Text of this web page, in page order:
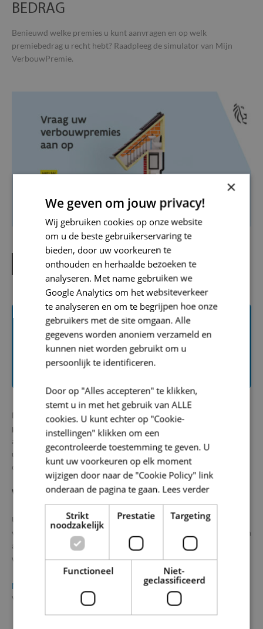
BEDRAG
Benieuwd welke premies u kunt aanvragen en op welk
premiebedrag u recht hebt? Raadpleeg de simulator van Mijn
VerbouwPremie.
NAAR MIJN VERBOUWPREMIE
Vlaamse
aanpassingspremie
De Vlaamse aanpassingspremie is een premie voor 65-
plussers
die hun woning in het Vlaamse Gewest willen aanpassen
aan de noden van het ouder worden. U kunt de premie krijgen als
u bv. technische hulpmiddelen installeert of verbouwingen doet
om uw woning toegankelijker te maken.
VOORWAARDEN
U kunt de aanpassingspremie aanvragen als bewoner of
verhuurder. Om een aanpassingspremie te krijgen, moet u voldoen
aan een aantal voorwaarden i.v.m. uw leeftijd, uw inkomen, uw
woning en de facturen.
Meer informatie over voorwaarden en procedurevindt u op
Vlaanderen.be.
×
We geven om jouw privacy!
Wij gebruiken cookies op onze website
om u de beste gebruikerservaring te
bieden, door uw voorkeuren te
onthouden en herhaalde bezoeken te
analyseren. Met name gebruiken we
Google Analytics om het websiteverkeer
te analyseren en om te begrijpen hoe onze
gebruikers met de site omgaan. Alle
gegevens worden anoniem verzameld en
kunnen niet worden gebruikt om u
persoonlijk te identificeren.
Door op "Alles accepteren" te klikken,
stemt u in met het gebruik van ALLE
cookies. U kunt echter op "Cookie-
instellingen" klikken om een
gecontroleerde toestemming te geven. U
kunt uw voorkeuren op elk moment
wijzigen door naar de "Cookie Policy" link
onderaan de pagina te gaan. Lees verder
Strikt
noodzakelijk
Prestatie Targeting
Functioneel
Niet-
geclassificeerd